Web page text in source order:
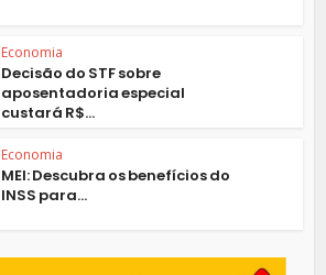
Economia
Decisão do STF sobre
aposentadoria especial
custará R$...
Economia
MEI: Descubra os benefícios do
INSS para...